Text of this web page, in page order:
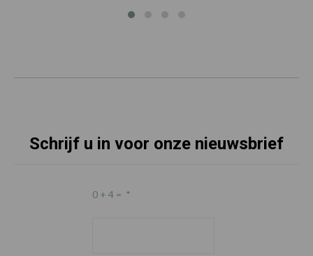
Schrijf u in voor onze nieuwsbrief
0 + 4 = *